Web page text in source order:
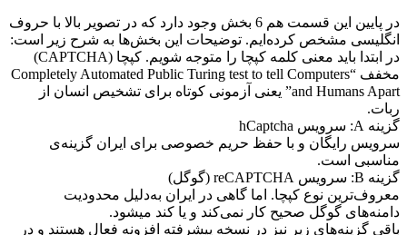
در پایین این قسمت هم 6 بخش وجود دارد که در تصویر بالا با حروف
انگلیسی مشخص کرده‌ایم. توضیحات این بخش‌ها به شرح زیر است:
در ابتدا باید معنی کلمه کپچا را متوجه شویم. کپچا (CAPTCHA)
مخفف “Completely Automated Public Turing test to tell Computers
and Humans Apart” یعنی آزمونی کوتاه برای تشخیص انسان از
ربات.
گزینه A: سرویس hCaptcha
سرویس رایگان و با حفظ حریم خصوصی برای ایران گزینه‌ی
مناسبی است.
گزینه B: سرویس reCAPTCHA (گوگل)
معروف‌ترین نوع کپچا. اما گاهی در ایران به‌دلیل محدودیت
دامنه‌های گوگل صحیح کار نمی‌کند و یا کند می‎شود.
باقی گزینه‌های زیر نیز در نسخه پیشرفته افزونه فعال هستند و در